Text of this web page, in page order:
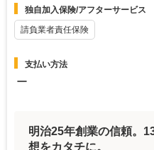
独自加入保険/アフターサービス
請負業者責任保険
支払い方法
ー
明治25年創業の信頼。
想をカタチに。